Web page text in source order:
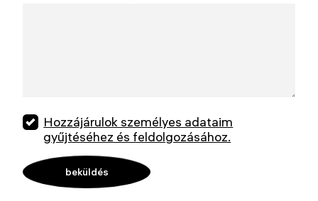
Hozzájárulok személyes adataim
gyűjtéséhez és feldolgozásához.